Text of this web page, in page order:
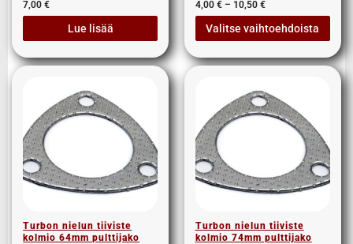
7,00€
Lue lisää
4,00 € – 10,50 €
Valitse vaihtoehdoista
Turbon nielun tiiviste
kolmio 64mm pulttijako
Turbon nielun tiiviste
kolmio 74mm pulttijako